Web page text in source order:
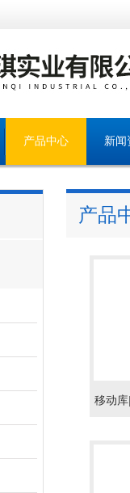
产品中心 新闻
产品
移动